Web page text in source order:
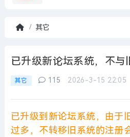
页
其它
已升级新论坛系统，不与
其它 115 2026-3-15 22:05
已升级到新论坛系统，由于
过多，不转移旧系统的注册